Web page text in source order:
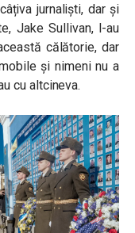
jurnaliști, dar și
Jake Sullivan, l-au
călătorie, dar
și nimeni nu a
cu altcineva.